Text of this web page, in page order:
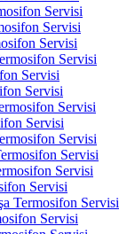
Servisi
Servisi
Servisi
Servisi
Servisi
Servisi
Servisi
Servisi
Servisi
Servisi
Servisi
Servisi
Termosifon Servisi
Servisi